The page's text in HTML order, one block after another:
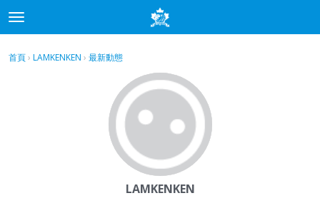
t
o
g登入 · 申請加入
首頁› LAMKENKEN › 最新動態
LAMKENKEN